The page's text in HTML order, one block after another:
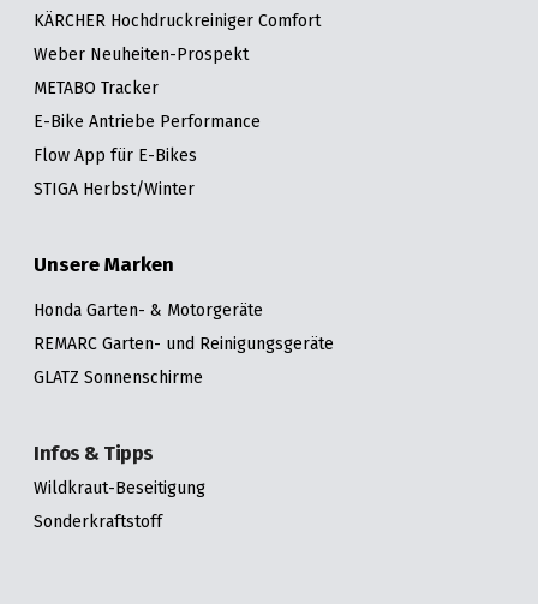
KÄRCHER Hochdruckreiniger Comfort
Weber Neuheiten-Prospekt
METABO Tracker
E-Bike Antriebe Performance
Flow App für E-Bikes
STIGA Herbst/Winter
Unsere Marken
Honda Garten- & Motorgeräte
REMARC Garten- und Reinigungsgeräte
GLATZ Sonnenschirme
Infos & Tipps
Wildkraut-Beseitigung
Sonderkraftstoff